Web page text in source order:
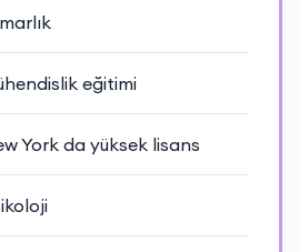
eğitimi
York da yüksek lisans